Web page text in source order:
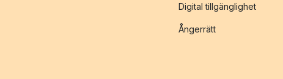
Digital tillgänglighet
Ångerrätt